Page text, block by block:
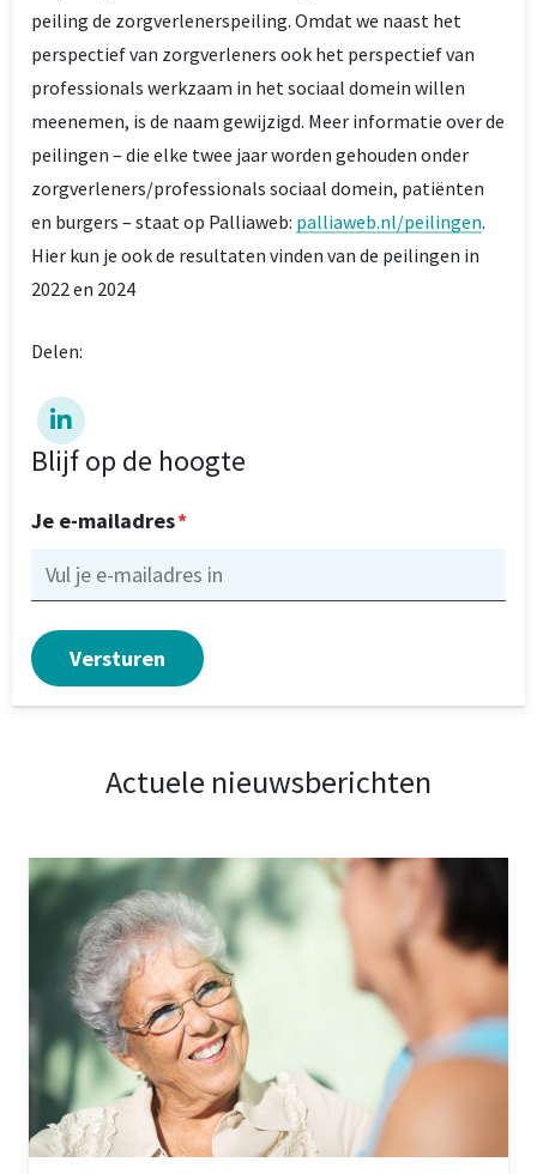
peiling de zorgverlenerspeiling. Omdat we naast het
perspectief van zorgverleners ook het perspectief van
professionals werkzaam in het sociaal domein willen
meenemen, is de naam gewijzigd. Meer informatie over de
peilingen – die elke twee jaar worden gehouden onder
zorgverleners/professionals sociaal domein, patiënten
en burgers – staat op Palliaweb: palliaweb.nl/peilingen.
Hier kun je ook de resultaten vinden van de peilingen in
2022 en 2024
Delen:
Blijf op de hoogte
Je e-mailadres*
Actuele nieuwsberichten